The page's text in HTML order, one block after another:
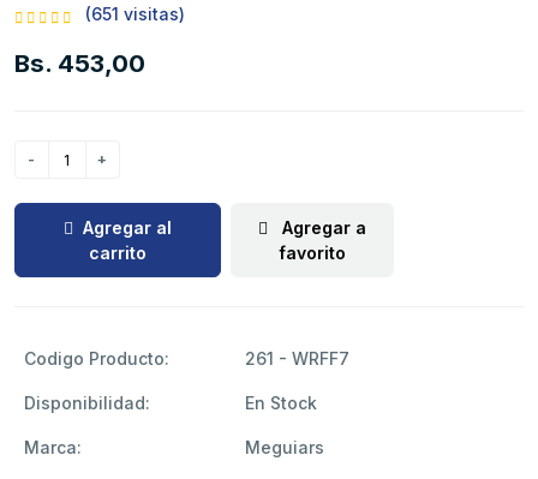
(651 visitas)
Bs. 453,00
Agregar al
carrito
Agregar a
favorito
Codigo Producto: 261 - WRFF7
Disponibilidad: En Stock
Marca: Meguiars